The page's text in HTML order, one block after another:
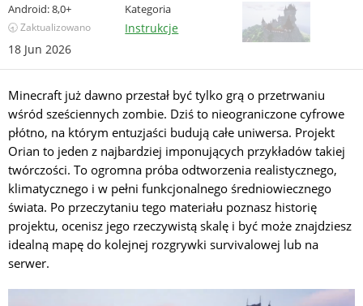
Android:8,0+
🕣 Zaktualizowano
18 Jun 2026
Kategoria
Instrukcje
Minecraft już dawno przestał być tylko grą o przetrwaniu
wśród sześciennych zombie. Dziś to nieograniczone cyfrowe
płótno, na którym entuzjaści budują całe uniwersa. Projekt
Orian to jeden z najbardziej imponujących przykładów takiej
twórczości. To ogromna próba odtworzenia realistycznego,
klimatycznego i w pełni funkcjonalnego średniowiecznego
świata. Po przeczytaniu tego materiału poznasz historię
projektu, ocenisz jego rzeczywistą skalę i być może znajdziesz
idealną mapę do kolejnej rozgrywki survivalowej lub na
serwer.